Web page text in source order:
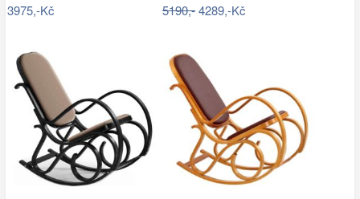
3975,-Kč 5190,-4289,-Kč